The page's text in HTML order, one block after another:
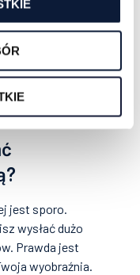
seryjną?
W naszym
maila i on
Pamiętaj,
jest sporo.
wysłać dużo
Prawda jest
wyobraźnia.